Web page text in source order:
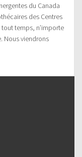
du Canada
des Centres
temps, n’importe
Nous viendrons